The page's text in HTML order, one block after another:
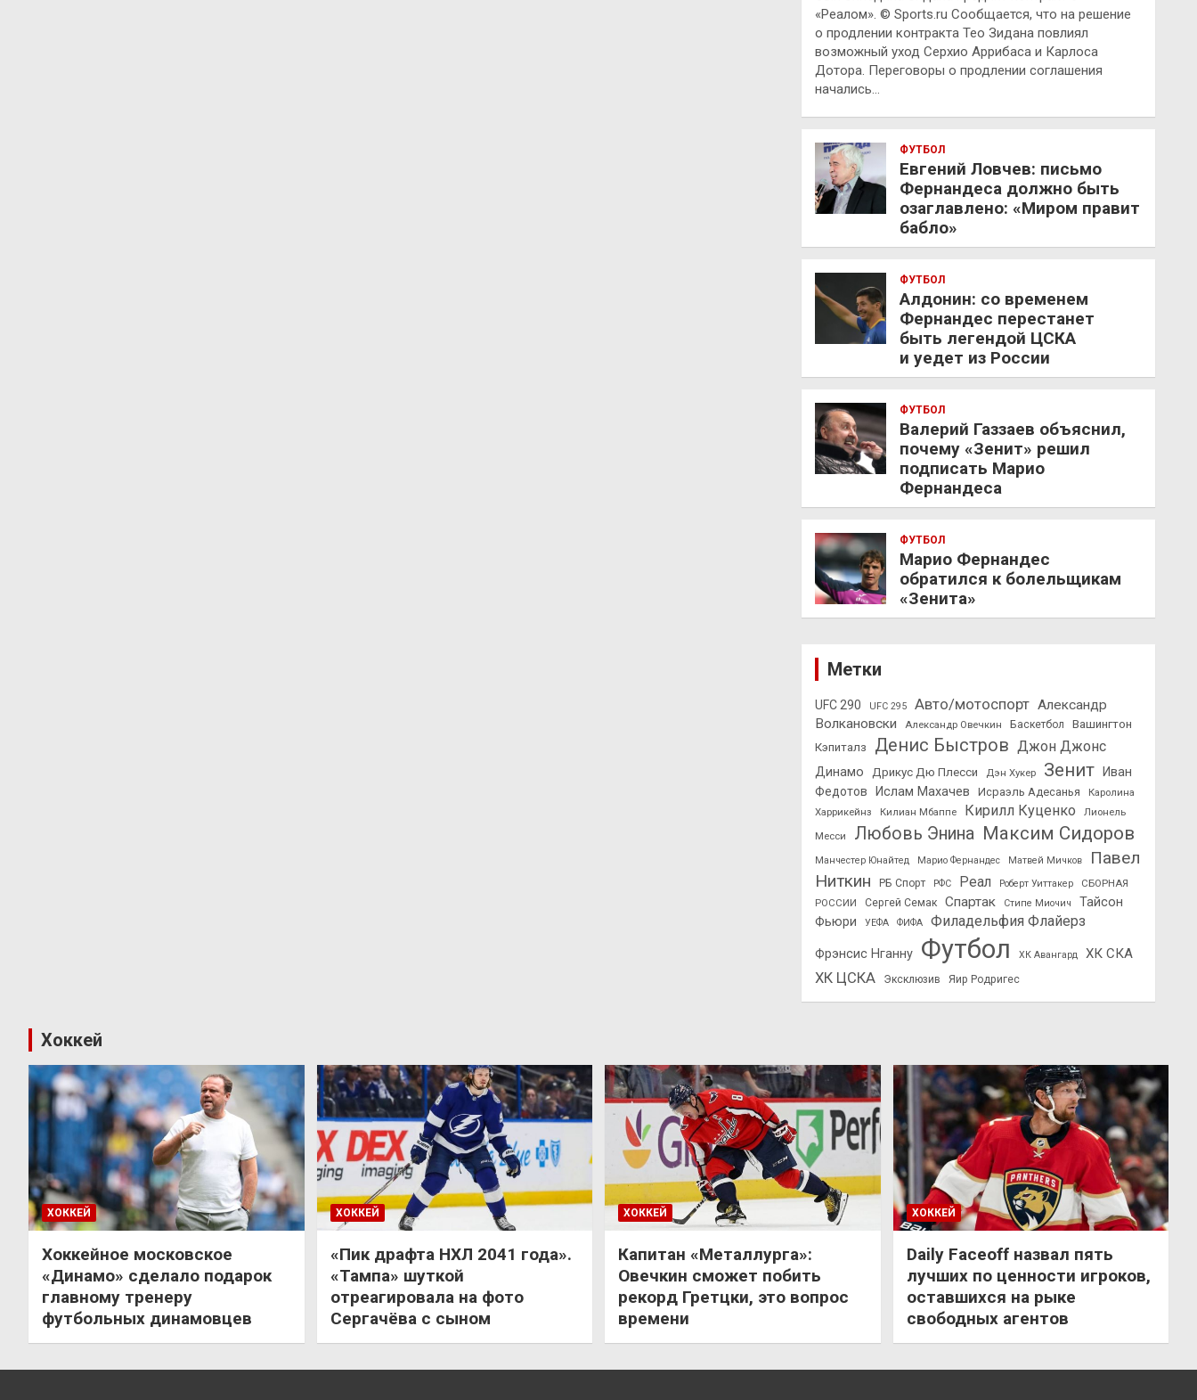
«Реалом». © Sports.ru Сообщается, что на решение
о продлении контракта Тео Зидана повлиял
возможный уход Серхио Аррибаса и Карлоса
Дотора. Переговоры о продлении соглашения
начались…
ФУТБОЛ
Евгений Ловчев: письмо
Фернандеса должно быть
озаглавлено: «Миром правит
бабло»
ФУТБОЛ
Алдонин: со временем
Фернандес перестанет
быть легендой ЦСКА
и уедет из России
ФУТБОЛ
Валерий Газзаев объяснил,
почему «Зенит» решил
подписать Марио
Фернандеса
ФУТБОЛ
Марио Фернандес
обратился к болельщикам
«Зенита»
Метки
UFC 290 UFC 295 Авто/мотоспорт Александр
Волкановски
Александр Овечкин Баскетбол
Вашингтон
Кэпиталз
Денис Быстров Джон Джонс
Динамо Дрикус Дю Плесси Дэн Хукер Зенит
Иван
Федотов
Ислам Махачев Исраэль Адесанья
Каролина
Харрикейнз
Килиан Мбаппе Кирилл Куценко
Лионель
Месси
Любовь Энина Максим Сидоров
Манчестер Юнайтед Марио Фернандес Матвей Мичков
Павел
Ниткин
РБ Спорт РФС Реал Роберт Уиттакер
СБОРНАЯ
РОССИИ
Сергей Семак Спартак Стипе Миочич
Тайсон
Фьюри
УЕФА ФИФА Филадельфия Флайерз
Фрэнсис Нганну Футбол ХК Авангард ХК СКА
ХК ЦСКА Эксклюзив Яир Родригес
Хоккей
ХОККЕЙ
Хоккейное московское
«Динамо» сделало подарок
главному тренеру
футбольных динамовцев
ХОККЕЙ
«Пик драфта НХЛ 2041 года».
«Тампа» шуткой
отреагировала на фото
Сергачёва с сыном
ХОККЕЙ
Капитан «Металлурга»:
Овечкин сможет побить
рекорд Гретцки, это вопрос
времени
ХОККЕЙ
Daily Faceoff назвал пять
лучших по ценности игроков,
оставшихся на рыке
свободных агентов